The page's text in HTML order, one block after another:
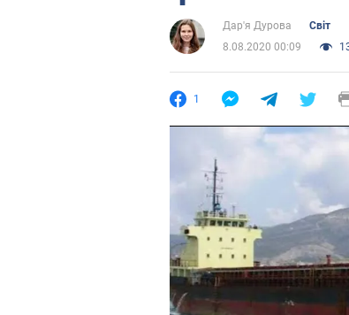
Дар'я Дурова
Світ
8.08.2020 00:09
1